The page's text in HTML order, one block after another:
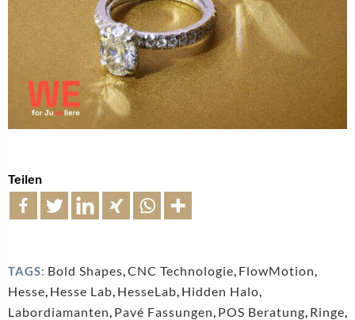
Teilen
TAGS: Bold Shapes CNC Technologie FlowMotion
Hesse Hesse Lab HesseLab Hidden Halo
Labordiamanten Pavé Fassungen POS Beratung Ringe